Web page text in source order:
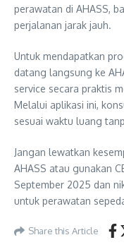
perawatan di AHASS,
perjalanan jarak jauh.
Untuk mendapatkan
datang langsung ke
service secara praktis
Melalui aplikasi ini,
sesuai waktu luang
Jangan lewatkan
AHASS atau gunakan
September 2025 dan
untuk perawatan
Share this Article